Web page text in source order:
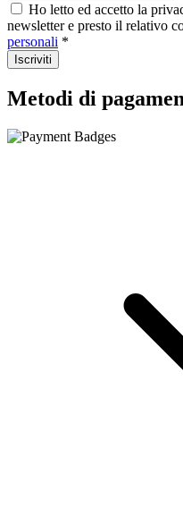
Ho letto ed accetto la
newsletter e presto il relativo
personali *
Iscriviti
Metodi di